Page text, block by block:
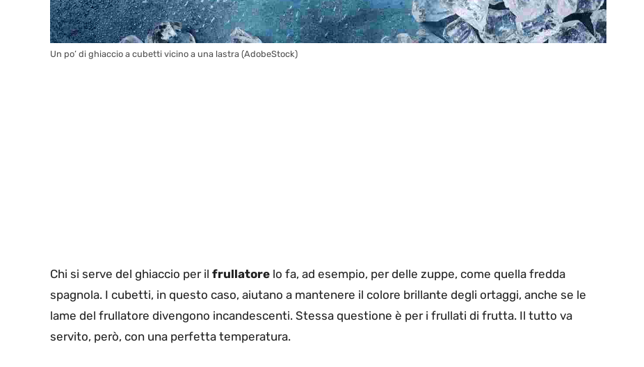
Un po’ di ghiaccio a cubetti vicino a una lastra (AdobeStock)
Chi si serve del ghiaccio per il frullatore lo fa, ad esempio, per delle zuppe, come quella fredda
spagnola. I cubetti, in questo caso, aiutano a mantenere il colore brillante degli ortaggi, anche se le
lame del frullatore divengono incandescenti. Stessa questione è per i frullati di frutta. Il tutto va
servito, però, con una perfetta temperatura.